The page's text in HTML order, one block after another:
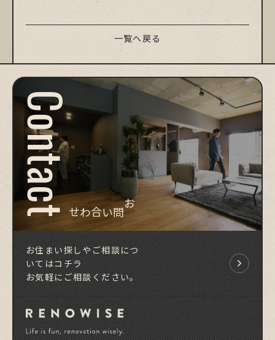
一覧へ戻る
Contact
お問い合わせ
お住まい探しやご相談につ
いてはコチラ
お気軽にご相談ください。